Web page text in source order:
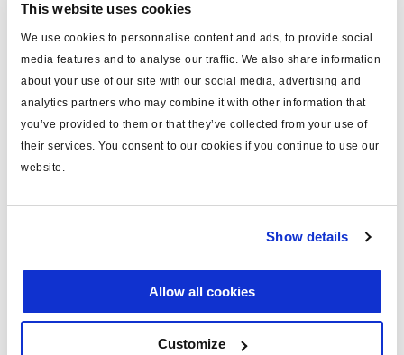
This website uses cookies
We use cookies to personnalise content and ads, to provide social
media features and to analyse our traffic. We also share information
about your use of our site with our social media, advertising and
analytics partners who may combine it with other information that
you’ve provided to them or that they’ve collected from your use of
their services. You consent to our cookies if you continue to use our
website.
Show details
Allow all cookies
Customize
Para los trabajos de ajuste se necesita un
destornillador DIN 911-4 (llave para tornillos de cabeza
hueca de 4 mm). A continuación se indica la posición
de la palanca para ajustar la presión en las posiciones
«sin carga», «1/2 carga», «1/4 carga» y «3/4 carga».
Girar el tornillo de ajuste en sentido antihorario =
El valor de presión que se debe ajustar depende de las
especificaciones del fabricante del vehículo.